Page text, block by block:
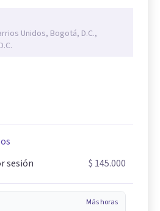
Unidos, Bogotá, D.C.,
sesión
$ 145.000
Más horas